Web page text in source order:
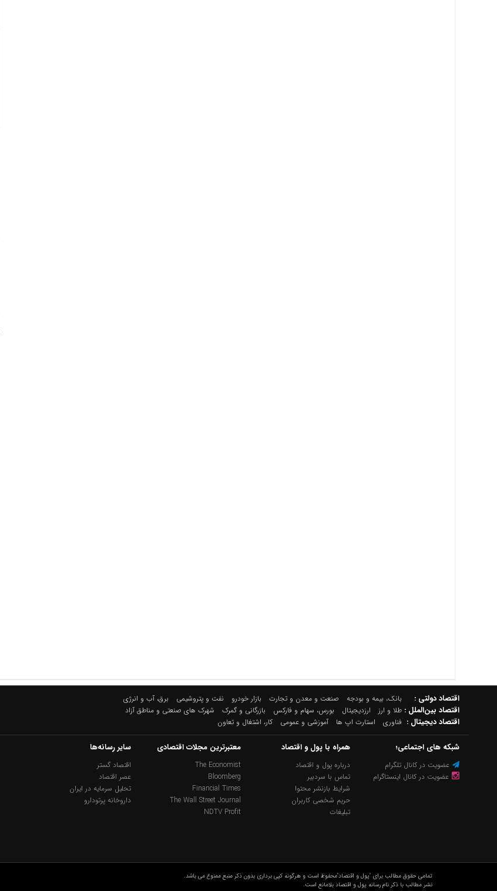
اقتصاد دولتی : بانک، بیمه و بودجه صنعت و معدن و تجارت بازار خودرو نفت و پتروشیمی برق، آب و انرژی
اقتصاد بین‌الملل : طلا و ارز ارزدیجیتال بورس، سهام و فارکس بازرگانی و گمرک شهرک های صنعتی و مناطق آزاد
اقتصاد دیجیتال : فناوری استارت اپ ها آموزشی و عمومی کار، اشتغال و تعاون
شبکه های اجتماعی؛
عضویت در کانال تلگرام
عضویت در کانال اینستاگرام
همراه با پول و اقتصاد
درباره پول و اقتصاد
تماس با سردبیر
شرایط بازنشر محتوا
حریم شخصی کاربران
تبلیغات
معتبرترین مجلات اقتصادی
The Economist
Bloomberg
Financial Times
The Wall Street Journal
NDTV Profit
سایر رسانه‌ها
اقتصاد گستر
عصر اقتصاد
تحلیل سرمایه در ایران
داروخانه پرتودارو
تمامی حقوق مطالب برای "پول و اقتصاد"محفوظ است و هرگونه کپی برداری بدون ذکر منبع ممنوع می باشد.
نشر مطالب با ذکر نام رسانه پول و اقتصاد بلامانع است.